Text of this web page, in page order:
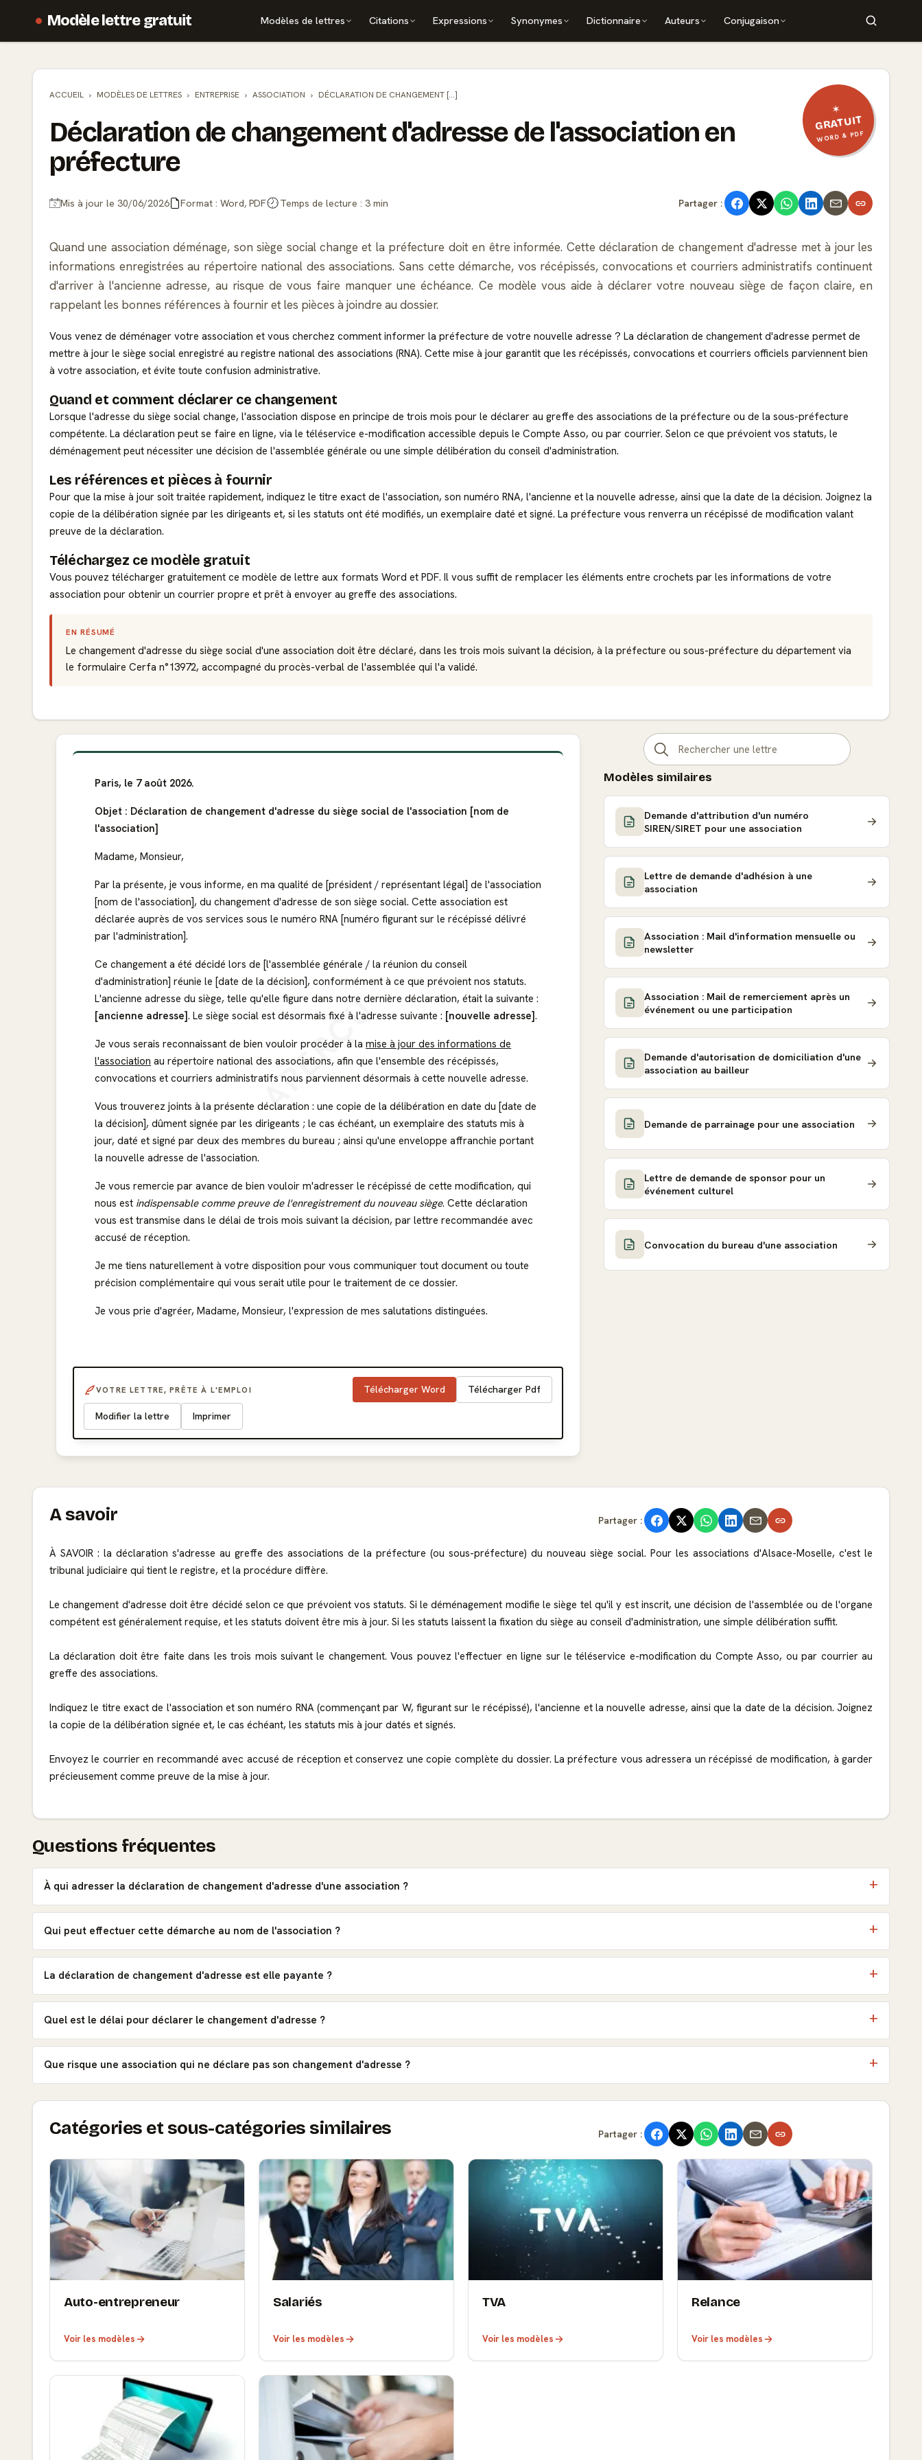
Modèle lettre gratuit Modèles de lettres Citations Expressions Synonymes Dictionnaire Auteurs Conjugaison
✶
GRATUIT
WORD & PDF
ACCUEIL MODÈLES DE LETTRES ENTREPRISE ASSOCIATION DÉCLARATION DE CHANGEMENT [...]
Déclaration de changement d'adresse de l'association en
préfecture
Mis à jour le 30/06/2026 Format : Word, PDF Temps de lecture : 3 min Partager :
Quand une association déménage, son siège social change et la préfecture doit en être informée. Cette déclaration de changement d'adresse met à jour les
informations enregistrées au répertoire national des associations. Sans cette démarche, vos récépissés, convocations et courriers administratifs continuent
d'arriver à l'ancienne adresse, au risque de vous faire manquer une échéance. Ce modèle vous aide à déclarer votre nouveau siège de façon claire, en
rappelant les bonnes références à fournir et les pièces à joindre au dossier.
Vous venez de déménager votre association et vous cherchez comment informer la préfecture de votre nouvelle adresse ? La déclaration de changement d'adresse permet de
mettre à jour le siège social enregistré au registre national des associations (RNA). Cette mise à jour garantit que les récépissés, convocations et courriers officiels parviennent bien
à votre association, et évite toute confusion administrative.
Quand et comment déclarer ce changement
Lorsque l'adresse du siège social change, l'association dispose en principe de trois mois pour le déclarer au greffe des associations de la préfecture ou de la sous-préfecture
compétente. La déclaration peut se faire en ligne, via le téléservice e-modification accessible depuis le Compte Asso, ou par courrier. Selon ce que prévoient vos statuts, le
déménagement peut nécessiter une décision de l'assemblée générale ou une simple délibération du conseil d'administration.
Les références et pièces à fournir
Pour que la mise à jour soit traitée rapidement, indiquez le titre exact de l'association, son numéro RNA, l'ancienne et la nouvelle adresse, ainsi que la date de la décision. Joignez la
copie de la délibération signée par les dirigeants et, si les statuts ont été modifiés, un exemplaire daté et signé. La préfecture vous renverra un récépissé de modification valant
preuve de la déclaration.
Téléchargez ce modèle gratuit
Vous pouvez télécharger gratuitement ce modèle de lettre aux formats Word et PDF. Il vous suffit de remplacer les éléments entre crochets par les informations de votre
association pour obtenir un courrier propre et prêt à envoyer au greffe des associations.
EN RÉSUMÉ
Le changement d'adresse du siège social d'une association doit être déclaré, dans les trois mois suivant la décision, à la préfecture ou sous-préfecture du département via
le formulaire Cerfa n°13972, accompagné du procès-verbal de l'assemblée qui l'a validé.
APERÇU
Paris, le 7 août 2026.
Objet : Déclaration de changement d'adresse du siège social de l'association [nom de
l'association]
Madame, Monsieur,
Par la présente, je vous informe, en ma qualité de [président / représentant légal] de l'association
[nom de l'association], du changement d'adresse de son siège social. Cette association est
déclarée auprès de vos services sous le numéro RNA [numéro figurant sur le récépissé délivré
par l'administration].
Ce changement a été décidé lors de [l'assemblée générale / la réunion du conseil
d'administration] réunie le [date de la décision], conformément à ce que prévoient nos statuts.
L'ancienne adresse du siège, telle qu'elle figure dans notre dernière déclaration, était la suivante :
[ancienne adresse]. Le siège social est désormais fixé à l'adresse suivante : [nouvelle adresse].
Je vous serais reconnaissant de bien vouloir procéder à lamise à jour des informations de
l'association au répertoire national des associations, afin que l'ensemble des récépissés,
convocations et courriers administratifs nous parviennent désormais à cette nouvelle adresse.
Vous trouverez joints à la présente déclaration : une copie de la délibération en date du [date de
la décision], dûment signée par les dirigeants ; le cas échéant, un exemplaire des statuts mis à
jour, daté et signé par deux des membres du bureau ; ainsi qu'une enveloppe affranchie portant
la nouvelle adresse de l'association.
Je vous remercie par avance de bien vouloir m'adresser le récépissé de cette modification, qui
nous est indispensable comme preuve de l'enregistrement du nouveau siège. Cette déclaration
vous est transmise dans le délai de trois mois suivant la décision, par lettre recommandée avec
accusé de réception.
Je me tiens naturellement à votre disposition pour vous communiquer tout document ou toute
précision complémentaire qui vous serait utile pour le traitement de ce dossier.
Je vous prie d'agréer, Madame, Monsieur, l'expression de mes salutations distinguées.
VOTRE LETTRE, PRÊTE À L'EMPLOI Télécharger Word Télécharger Pdf
Modifier la lettre Imprimer
Modèles similaires
Demande d'attribution d'un numéro
SIREN/SIRET pour une association
Lettre de demande d'adhésion à une
association
Association : Mail d'information mensuelle ou
newsletter
Association : Mail de remerciement après un
événement ou une participation
Demande d'autorisation de domiciliation d'une
association au bailleur
Demande de parrainage pour une association
Lettre de demande de sponsor pour un
événement culturel
Convocation du bureau d'une association
A savoir Partager :
À SAVOIR : la déclaration s'adresse au greffe des associations de la préfecture (ou sous-préfecture) du nouveau siège social. Pour les associations d'Alsace-Moselle, c'est le
tribunal judiciaire qui tient le registre, et la procédure diffère.
Le changement d'adresse doit être décidé selon ce que prévoient vos statuts. Si le déménagement modifie le siège tel qu'il y est inscrit, une décision de l'assemblée ou de l'organe
compétent est généralement requise, et les statuts doivent être mis à jour. Si les statuts laissent la fixation du siège au conseil d'administration, une simple délibération suffit.
La déclaration doit être faite dans les trois mois suivant le changement. Vous pouvez l'effectuer en ligne sur le téléservice e-modification du Compte Asso, ou par courrier au
greffe des associations.
Indiquez le titre exact de l'association et son numéro RNA (commençant par W, figurant sur le récépissé), l'ancienne et la nouvelle adresse, ainsi que la date de la décision. Joignez
la copie de la délibération signée et, le cas échéant, les statuts mis à jour datés et signés.
Envoyez le courrier en recommandé avec accusé de réception et conservez une copie complète du dossier. La préfecture vous adressera un récépissé de modification, à garder
précieusement comme preuve de la mise à jour.
Questions fréquentes
À qui adresser la déclaration de changement d'adresse d'une association ?
Qui peut effectuer cette démarche au nom de l'association ?
La déclaration de changement d'adresse est elle payante ?
Quel est le délai pour déclarer le changement d'adresse ?
Que risque une association qui ne déclare pas son changement d'adresse ?
Catégories et sous-catégories similaires Partager :
Auto-entrepreneur
Voir les modèles
Salariés
Voir les modèles
TVA
Voir les modèles
Relance
Voir les modèles